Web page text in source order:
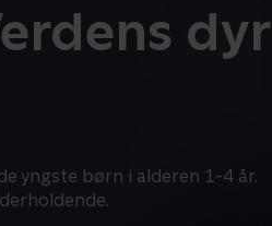
dyr
yngste børn i alderen 1-4 år.